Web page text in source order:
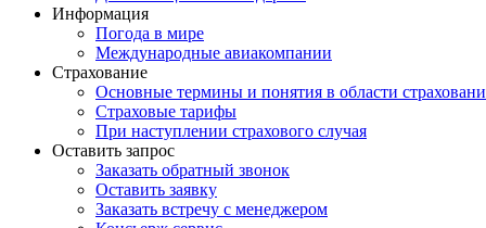
Информация
Погода в мире
Международные авиакомпании
Страхование
Основные термины и понятия в области
Страховые тарифы
При наступлении страхового случая
Оставить запрос
Заказать обратный звонок
Оставить заявку
Заказать встречу с менеджером